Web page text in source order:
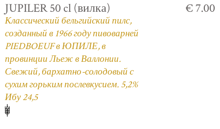
JUPILER 50 cl (вилка)
Классический бельгийский пилс,
созданный в 1966 году пивоварней
PIEDBOEUF в ЮПИЛЕ, в
провинции Льеж в Валлонии.
Свежий, бархатно-солодовый с
сухим горьким послевкусием. 5,2%
Ибу 24,5
€ 7.00